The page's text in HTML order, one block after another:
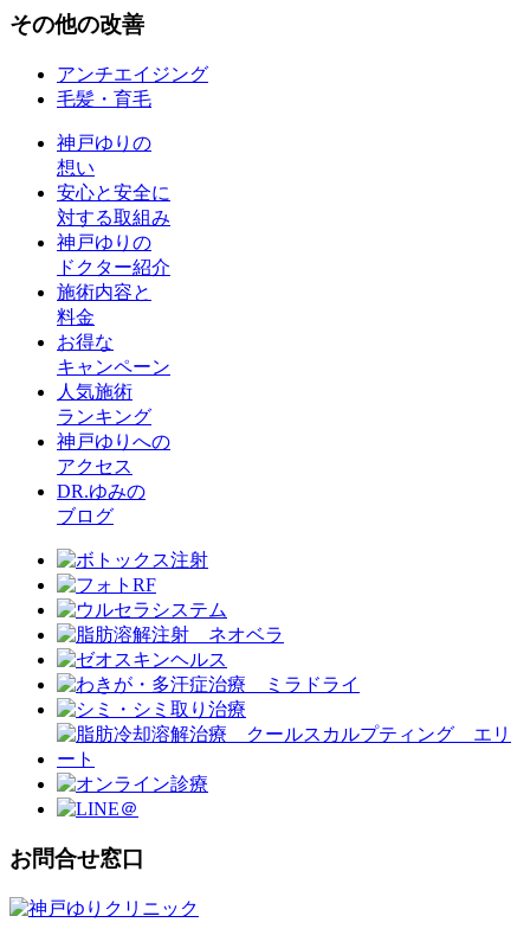
その他の改善
アンチエイジング
毛髪・育毛
神戸ゆりの
想い
安心と安全に
対する取組み
神戸ゆりの
ドクター紹介
施術内容と
料金
お得な
キャンペーン
人気施術
ランキング
神戸ゆりへの
アクセス
DR.ゆみの
ブログ
お問合せ窓口